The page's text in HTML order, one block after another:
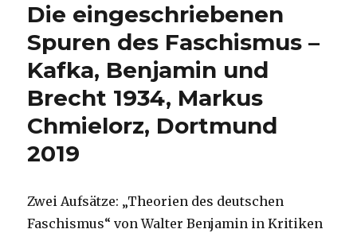
Die eingeschriebenen
Spuren des Faschismus –
Kafka, Benjamin und
Brecht 1934, Markus
Chmielorz, Dortmund
2019
Zwei Aufsätze: „Theorien des deutschen
Faschismus“ von Walter Benjamin in Kritiken